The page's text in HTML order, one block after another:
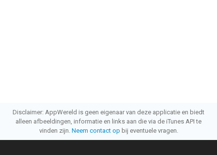
Disclaimer: AppWereld is geen eigenaar van deze applicatie en biedt
alleen afbeeldingen, informatie en links aan die via de iTunes API te
vinden zijn. Neem contact op bij eventuele vragen.